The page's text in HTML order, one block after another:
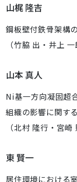
山梶 隆吉
鋼板壁付鉄骨架構
（竹脇 出・井上
山本 真人
Ni基一方向凝固超
組織の影響に関す
（北村 隆行・宮崎
東 賢一
居住環境における